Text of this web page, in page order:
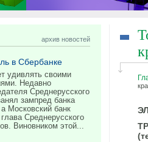
архив новостей
в Сбербанке
удивлять своими
Недавно
Среднерусского
зампред банка
Московский банк
Среднерусского
Виновником этой...